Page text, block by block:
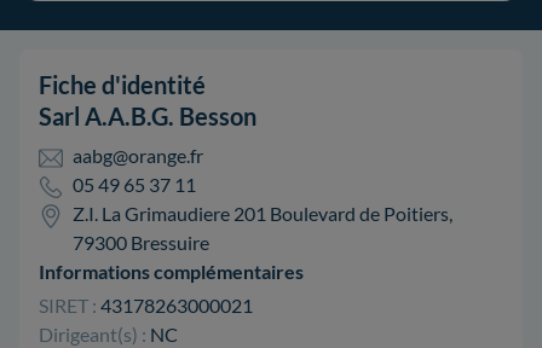
Fiche d'identité
Sarl A.A.B.G. Besson
aabg@orange.fr
05 49 65 37 11
Z.I. La Grimaudiere 201 Boulevard de Poitiers,
79300 Bressuire
Informations complémentaires
SIRET : 43178263000021
Dirigeant(s) : NC